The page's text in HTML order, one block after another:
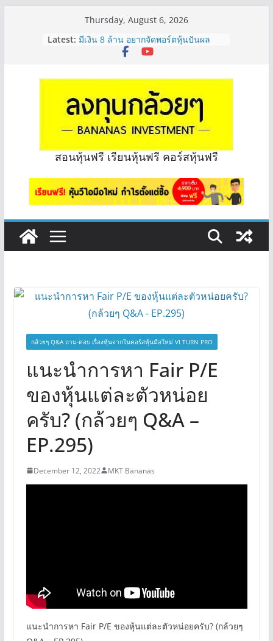
Thursday, August 6, 2026
Latest: มีเงิน 8 ล้าน อยากจัดพอร์ตหุ้นปันผล
ระยะยาว อุตสาหกรรมไหนดี? | Q&A
หุ้นซอสภูเขาทอง Sauce เหมาะถือเป็น
หุ้นปันผลไหม? | Q&A กล้วยๆ EP.1166
OSP vs CBG vs ICHI ควร DCA ตัวไหน
ดี? | Q&A กล้วยๆ EP.1165
รีวิวงบกลุ่ม Bank หุ้นไหนเหมาะถือเอา
“ปันผล” | EP.175
จะเลือกหุ้นแต่ละตัว ต้องดู Short –
Long ของหุ้นตัวนั้นๆไหมคะ? | Q&A
สอนหุ้นฟรี เรียนหุ้นฟรี คอร์สหุ้นฟรี
กล้วยๆ Q&A ถาม-ตอบ เรื่องหุ้นจากในคอร์สหุ้นมือใหม่ VI TURN PRO
แนะนำการหา Fair P/E
ของหุ้นแต่ละตัวหน่อย
ครับ? (กล้วยๆ Q&A –
EP.295)
December 12, 2022 MKT Bananas
แนะนำการหา Fair P/E ของหุ้นแต่ละตัวหน่อยครับ? (กล้วยๆ